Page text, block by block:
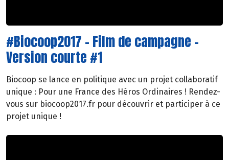
#Biocoop2017 - Film de campagne -
Version courte #1
Biocoop se lance en politique avec un projet collaboratif
unique : Pour une France des Héros Ordinaires ! Rendez-
vous sur biocoop2017.fr pour découvrir et participer à ce
projet unique !